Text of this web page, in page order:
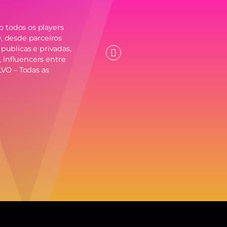
todos os players
desde parceiros
e privadas,
influencers entre
– Todas as
Mensagem Chave
homenagem às mulheres
experiências 360º.